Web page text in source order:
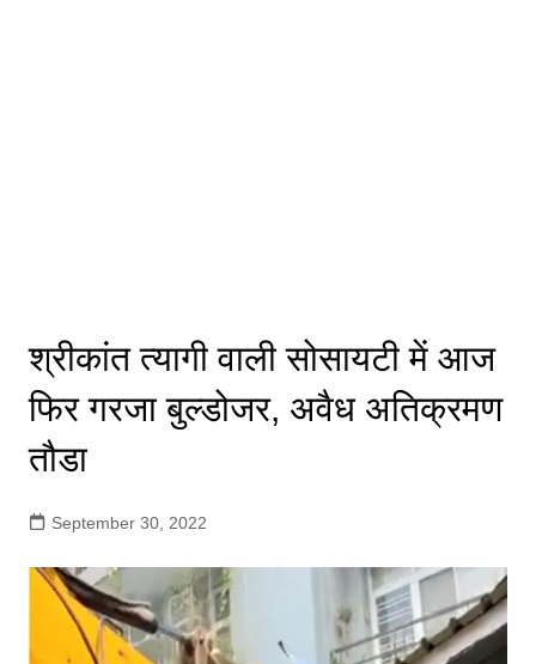
श्रीकांत त्यागी वाली सोसायटी में आज
फिर गरजा बुल्डोजर, अवैध अतिक्रमण
तौडा
September 30, 2022